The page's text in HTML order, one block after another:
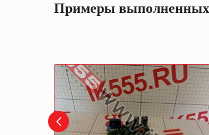
Примеры выполненных